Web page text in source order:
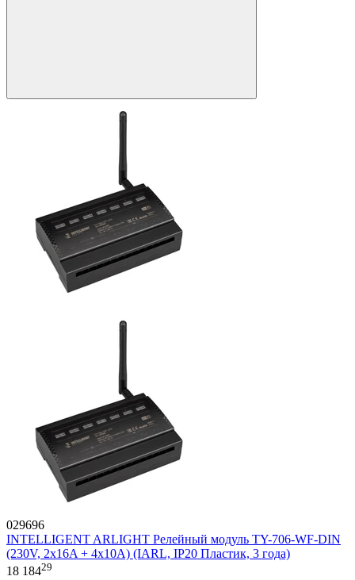
029696
INTELLIGENT ARLIGHT Релейный модуль TY-706-WF-DIN
(230V, 2х16A + 4х10А) (IARL, IP20 Пластик, 3 года)
18 18429